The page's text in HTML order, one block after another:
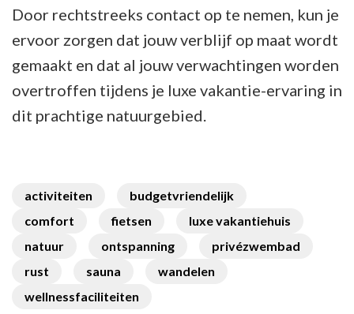
Door rechtstreeks contact op te nemen, kun je
ervoor zorgen dat jouw verblijf op maat wordt
gemaakt en dat al jouw verwachtingen worden
overtroffen tijdens je luxe vakantie-ervaring in
dit prachtige natuurgebied.
activiteiten
budgetvriendelijk
comfort
fietsen
luxe vakantiehuis
natuur
ontspanning
privézwembad
rust
sauna
wandelen
wellnessfaciliteiten